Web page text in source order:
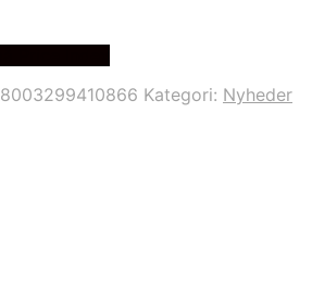
8003299410866 Kategori: Nyheder